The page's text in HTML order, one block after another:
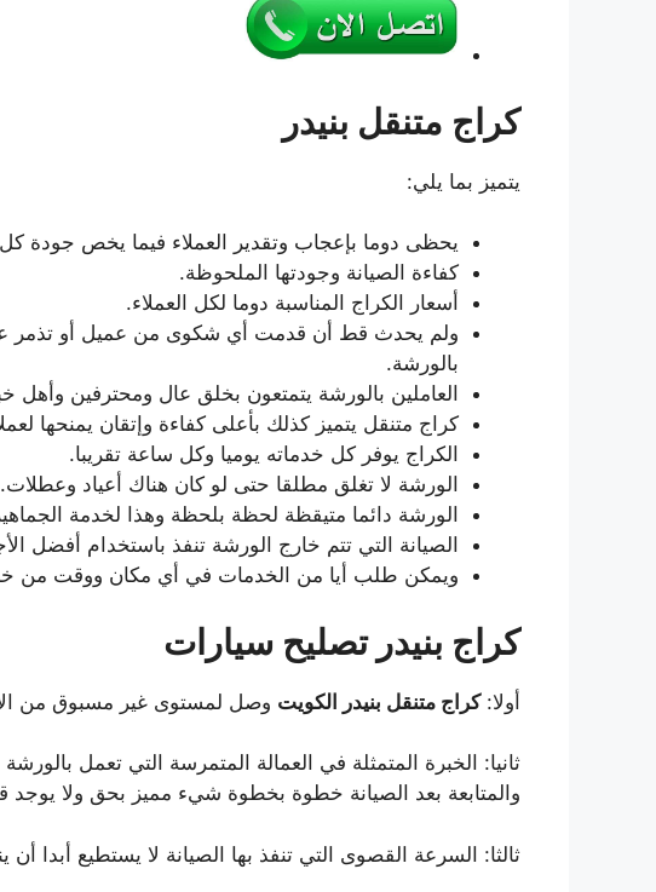
كراج متنقل بنيدر
يتميز بما يلي:
يحظى دوما بإعجاب وتقدير العملاء فيما يخص جودة
كفاءة الصيانة وجودتها الملحوظة.
أسعار الكراج المناسبة دوما لكل العملاء.
ولم يحدث قط أن قدمت أي شكوى من عميل أو تذمر
بالورشة.
العاملين بالورشة يتمتعون بخلق عال ومحترفين
كراج متنقل يتميز كذلك بأعلى كفاءة وإتقان يمنحها
الكراج يوفر كل خدماته يوميا وكل ساعة تقريبا.
الورشة لا تغلق مطلقا حتى لو كان هناك أعياد وعطلات.
الورشة دائما متيقظة لحظة بلحظة وهذا لخدمة
الصيانة التي تتم خارج الورشة تنفذ باستخدام أفضل
ويمكن طلب أيا من الخدمات في أي مكان ووقت من
كراج بنيدر تصليح سيارات
أولا:كراج متنقل بنيدر الكويت وصل لمستوى غير مسبوق من
ثانيا: الخبرة المتمثلة في العمالة المتمرسة التي تعمل
والمتابعة بعد الصيانة خطوة بخطوة شيء مميز بحق ولا
ثالثا: السرعة القصوى التي تنفذ بها الصيانة لا يستطيع أبدا أن